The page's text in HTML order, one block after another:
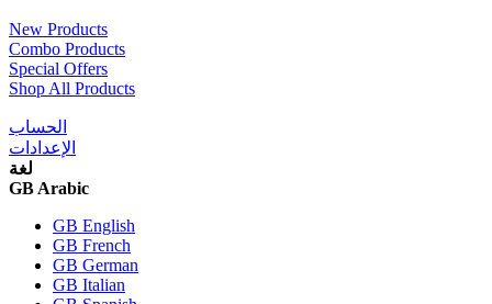
New Products
Combo Products
Special Offers
Shop All Products
الحساب
الإعدادات
لغة
GB Arabic
GB English
GB French
GB German
GB Italian